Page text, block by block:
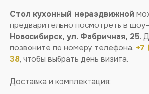
Стол кухонный нераздвижной
предварительно посмотреть в
Новосибирск, ул. Фабричная, 25.
позвоните по номеру телефона: +7
38, чтобы выбрать день визита.
Доставка и комплектация:
БУДЕМ ПРИСЫЛАТЬ 1 РАЗ В МЕСЯЦ